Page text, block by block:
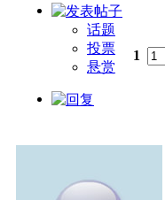
话题
投票
悬赏
1